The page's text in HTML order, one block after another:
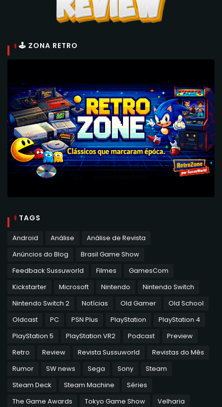
🕹 ZONA RETRO
TAGS
Android Análise
Análise de Revista
Anúncios do Blog
Brasil Game Show
Feedback Sussuworld
Filmes
GamesCom
Kickstarter
Microsoft Nintendo
Nintendo Switch
Nintendo Switch 2
Notícias Old Gamer
Old School
Oldcast
PC PSN Plus PlayStation
PlayStation 4
PlayStation 5
PlayStation VR2 Podcast
Preview
Retro
Review Revista Sussuworld
Revistas do Mês
Rumor
SW news Sega Sony
Steam
Steam Deck
Steam Machine
Séries
The Game Awards
Tokyo Game Show
Velharia